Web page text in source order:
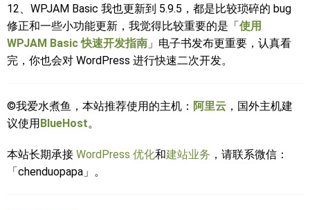
12、WPJAM Basic 我也更新到 5.9.5，都是比较琐碎的 bug
修正和一些小功能更新，我觉得比较重要的是「使用
WPJAM Basic 快速开发指南 」电子书发布更重要，认真看
完，你也会对 WordPress 进行快速二次开发。
©我爱水煮鱼，本站推荐使用的主机： 阿里云 ，国外主机建
议使用BlueHost。
本站长期承接 WordPress 优化和建站业务 ，请联系微信：
「chenduopapa」。